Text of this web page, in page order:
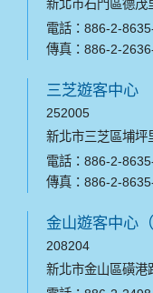
新北市石門區德茂
電話：886-2-
傳真：886-2-
三芝遊客中心
252005
新北市三芝區埔坪
電話：886-2-
傳真：886-2-
金山遊客中心
208204
新北市金山區磺港